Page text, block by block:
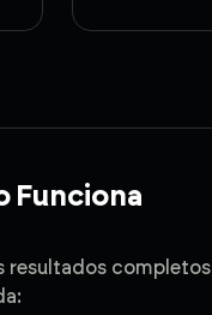
Funciona
resultados